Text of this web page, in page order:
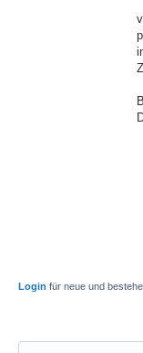
Login für neue und